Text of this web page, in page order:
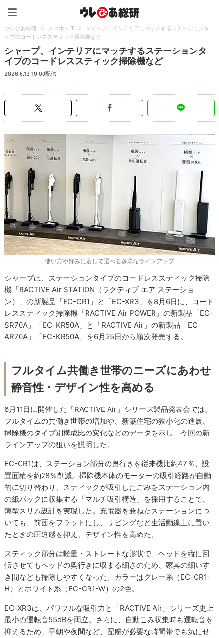
ウレぴあ総研 > スマホ・IT >
シャープ、インテリアにマッチするステーションタ
イプのコードレススティック掃除機など
シャープ、インテリアにマッチするステーションタ
イプのコードレススティック掃除機など
2026.6.13 19:00配信
使い方や好みに応じて選べる多彩なラインアップ
シャープは、ステーションタイプのコードレススティック掃除
機「RACTIVE Air STATION（ラクティブ エア ステーショ
ン）」の新製品「EC-CR1」と「EC-XR3」を8月6日に、コード
レススティック掃除機「RACTIVE Air POWER」の新製品「EC-
SR70A」「EC-KR50A」と「RACTIVE Air」の新製品「EC-
AR70A」「EC-KR50A」を6月25日から順次発売する。
フルタイム共働き世帯のニーズにあわせ
静音性・デザイン性を高める
6月11日に開催した「RACTIVE Air」シリーズ製品発表会では、
フルタイムの共働き世帯の増加や、新築住宅の狭小化の進展、
掃除機のタイプ別構成比の変化などのデータを示し、今回の新
ラインアップの狙いを説明した。
EC-CR1は、ステーション部分の奥行きを従来機比約47％、設
置面積を約28％削減。掃除機本体のモーターの吸引経路が自動
的に切り替わり、スティックが吸引したごみをステーション内
の紙パックに収集する「マルチ吸引構造」を採用することで、
薄型スリム設計を実現した。充電器を兼ねたステーションにつ
いても、前面をフラットにし、リビングなど生活動線上に置い
たときの圧迫感を抑え、デザイン性を高めた。
スティック部分は軽量・ストレートな形状で、ヘッドを縦に回
転させてもヘッドの奥行きに収まる細さのため、家具の細いす
き間なども掃除しやすくなった。カラーはグレー系（EC-CR1-
H）とホワイト系（EC-CR1-W）の2色。
EC-XR3は、パワフルな吸引力と「RACTIVE Air」シリーズ史上
最小の運転音55dBを両立。さらに、自動ごみ収集時も運転音を
抑えるため、早朝や夜間など、配慮が必要な時間帯でも気にせ